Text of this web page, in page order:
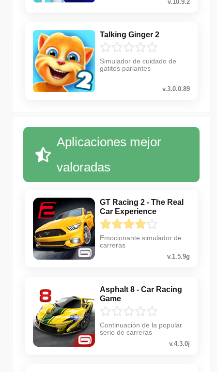
v.10.9.2
Talking Ginger 2
Simulador de cuidado de
gatitos parlantes
v.3.0.0.89
Aplicaciones mejor
valoradas
GT Racing 2 - The Real
Car Experience
Emocionante simulador de
carreras
v.1.5.9g
Asphalt 8 - Car Racing
Game
Continuación de la popular
serie de carreras
v.4.3.0j